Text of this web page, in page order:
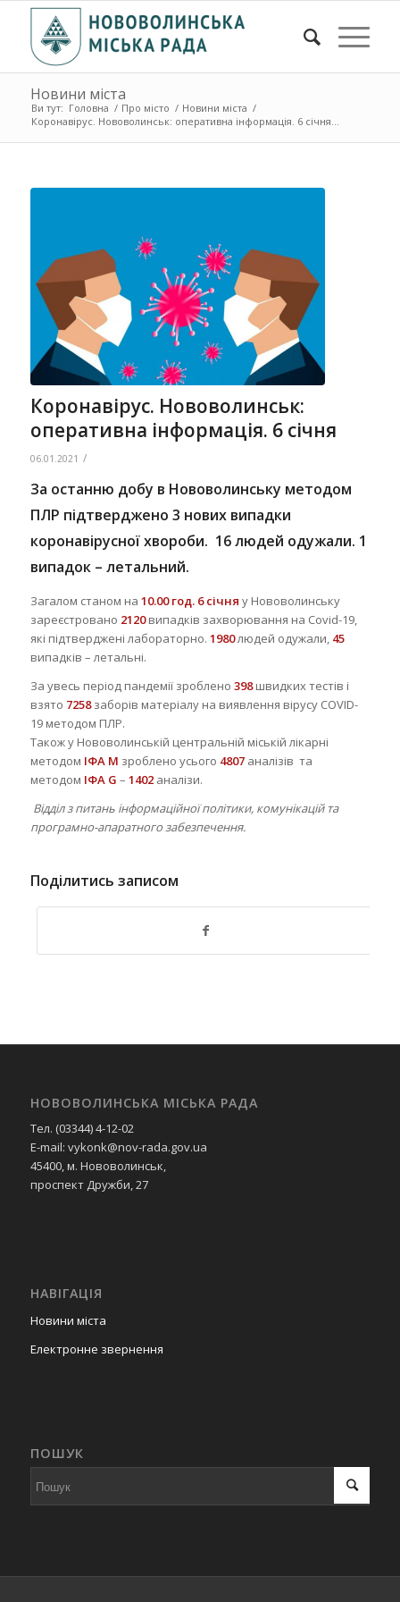
Новини міста
Ви тут: Головна / Про місто / Новини міста /
Коронавірус. Нововолинськ: оперативна інформація. 6 січня ...
Коронавірус. Нововолинськ:
оперативна інформація. 6 січня
06.01.2021 /
За останню добу в Нововолинську методом
ПЛР підтверджено 3 нових випадки
коронавірусної хвороби. 16 людей одужали. 1
випадок – летальний.
Загалом станом на 10.00 год. 6 січня у Нововолинську
зареєстровано 2120випадків захворювання на Covid-19,
які підтверджені лабораторно. 1980 людей одужали, 45
випадків – летальні.
За увесь період пандемії зроблено 398швидких тестів і
взято 7258заборів матеріалу на виявлення вірусу COVID-
19 методом ПЛР.
Також у Нововолинській центральній міській лікарні
методом ІФА М зроблено усього 4807 аналізів та
методом ІФА G – 1402 аналізи.
Відділ з питань інформаційної політики, комунікацій та
програмно-апаратного забезпечення.
Поділитись записом
НОВОВОЛИНСЬКА МІСЬКА РАДА
Тел. (03344) 4-12-02
E-mail: vykonk@nov-rada.gov.ua
45400, м. Нововолинськ,
проспект Дружби, 27
НАВІГАЦІЯ
Новини міста
Електронне звернення
ПОШУК